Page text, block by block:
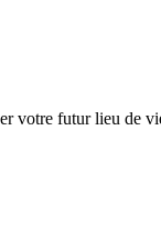
votre futur lieu de